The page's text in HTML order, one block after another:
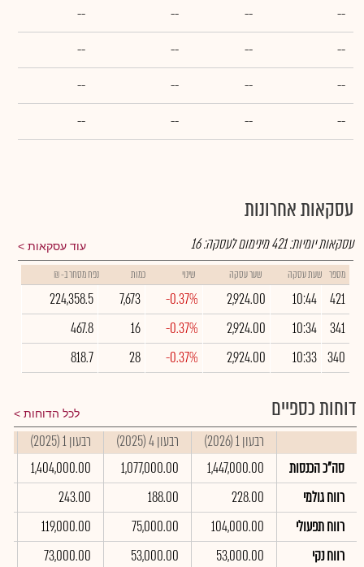
--
--
--
--
--
--
--
--
--
--
--
--
--
--
--
--
עסקאות אחרונות
עוד עסקאות עסקאות יומיות:421מינימום לעסקה:16
מספר שעת עסקה שער עסקה שינוי כמות נפח מסחר ב- ₪
421
10:44
2,924.00
-0.37%
7,673
224,358.5
341
10:34
2,924.00
-0.37%
16
467.8
340
10:33
2,924.00
-0.37%
28
818.7
דוחות כספיים לכל הדוחות
רבעון 1 (2026) רבעון 4 (2025) רבעון 1 (2025)
סה"כ הכנסות
1,447,000.00
1,077,000.00
1,404,000.00
רווח גולמי
228.00
188.00
243.00
רווח תפעולי
104,000.00
75,000.00
119,000.00
רווח נקי
53,000.00
53,000.00
73,000.00